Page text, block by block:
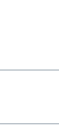
vereinen sich
Mit
das